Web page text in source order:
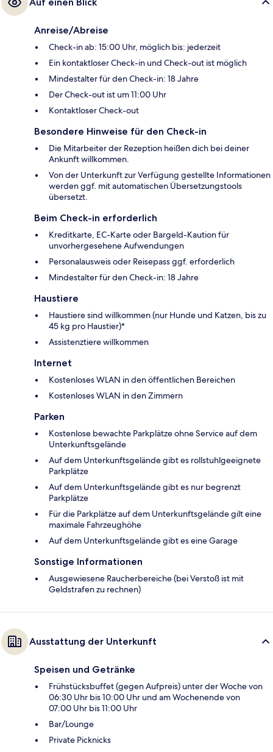
Anreise/Abreise
Check-in ab: 15:00 Uhr, möglich bis: jederzeit
Ein kontaktloser Check-in und Check-out ist möglich
Mindestalter für den Check-in: 18 Jahre
Der Check-out ist um 11:00 Uhr
Kontaktloser Check-out
Besondere Hinweise für den Check-in
Die Mitarbeiter der Rezeption heißen dich bei deiner
Ankunft willkommen.
Von der Unterkunft zur Verfügung gestellte Informationen
werden ggf. mit automatischen Übersetzungstools
übersetzt.
Beim Check-in erforderlich
Kreditkarte, EC-Karte oder Bargeld-Kaution für
unvorhergesehene Aufwendungen
Personalausweis oder Reisepass ggf. erforderlich
Mindestalter für den Check-in: 18 Jahre
Haustiere
Haustiere sind willkommen (nur Hunde und Katzen, bis zu
45 kg pro Haustier)*
Assistenztiere willkommen
Internet
Kostenloses WLAN in den öffentlichen Bereichen
Kostenloses WLAN in den Zimmern
Parken
Kostenlose bewachte Parkplätze ohne Service auf dem
Unterkunftsgelände
Auf dem Unterkunftsgelände gibt es rollstuhlgeeignete
Parkplätze
Auf dem Unterkunftsgelände gibt es nur begrenzt
Parkplätze
Für die Parkplätze auf dem Unterkunftsgelände gilt eine
maximale Fahrzeughöhe
Auf dem Unterkunftsgelände gibt es eine Garage
Sonstige Informationen
Ausgewiesene Raucherbereiche (bei Verstoß ist mit
Geldstrafen zu rechnen)
Ausstattung der Unterkunft
Speisen und Getränke
Frühstücksbuffet (gegen Aufpreis) unter der Woche von
06:30 Uhr bis 10:00 Uhr und am Wochenende von
07:00 Uhr bis 11:00 Uhr
Bar/Lounge
Private Picknicks